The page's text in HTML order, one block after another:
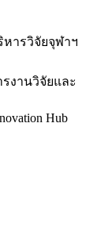
ารวิจัยจุฬาฯ
งานวิจัยและ
Hub